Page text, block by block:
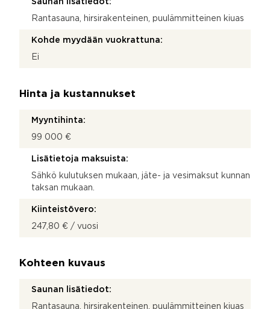
Saunan lisätiedot:
Rantasauna, hirsirakenteinen, puulämmitteinen kiuas
Kohde myydään vuokrattuna:
Ei
Hinta ja kustannukset
Myyntihinta:
99 000 €
Lisätietoja maksuista:
Sähkö kulutuksen mukaan, jäte- ja vesimaksut kunnan
taksan mukaan.
Kiinteistövero:
247,80 € / vuosi
Kohteen kuvaus
Saunan lisätiedot:
Rantasauna, hirsirakenteinen, puulämmitteinen kiuas